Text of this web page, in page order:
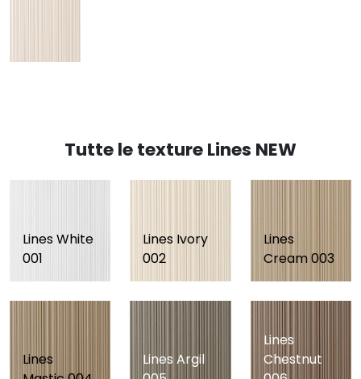
Tutte le texture Lines NEW
Lines White
001
Lines Ivory
002
Lines
Cream 003
Lines
Lines Argil
Lines
Chestnut